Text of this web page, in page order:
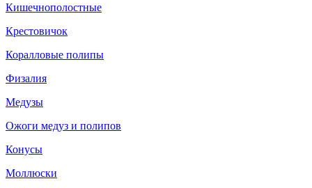
Кишечнополостные
Крестовичок
Коралловые полипы
Физалия
Медузы
Ожоги медуз и полипов
Конусы
Моллюски